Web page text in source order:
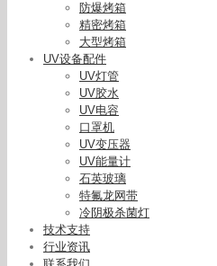
防爆烤箱
精密烤箱
大型烤箱
UV设备配件
UV灯管
UV胶水
UV电容
口罩机
UV变压器
UV能量计
石英玻璃
特氟龙网带
冷阴极杀菌灯
技术支持
行业资讯
烘干固化设备_厂家直销云